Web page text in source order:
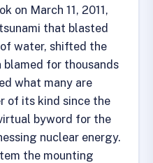
on March 11, 2011,
that blasted
water, shifted the
blamed for thousands
what many are
of its kind since the
byword for the
nuclear energy.
the mounting